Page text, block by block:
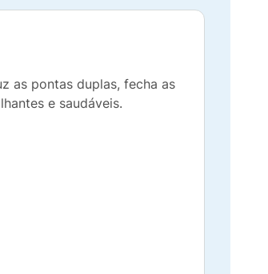
as pontas duplas, fecha as
e saudáveis.